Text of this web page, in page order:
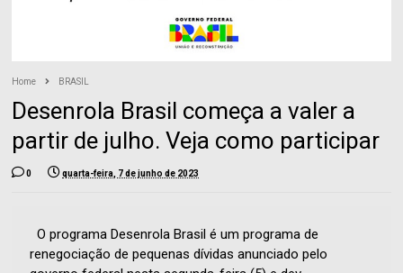
Home BRASIL
Desenrola Brasil começa a valer a
partir de julho. Veja como participar
0 quarta-feira, 7 de junho de 2023
O programa Desenrola Brasil é um programa de
renegociação de pequenas dívidas anunciado pelo